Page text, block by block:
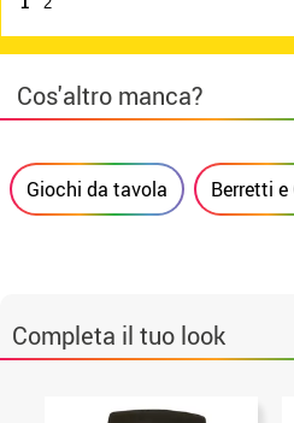
Cos'altro manca?
Giochi da tavola Berretti e
Completa il tuo look